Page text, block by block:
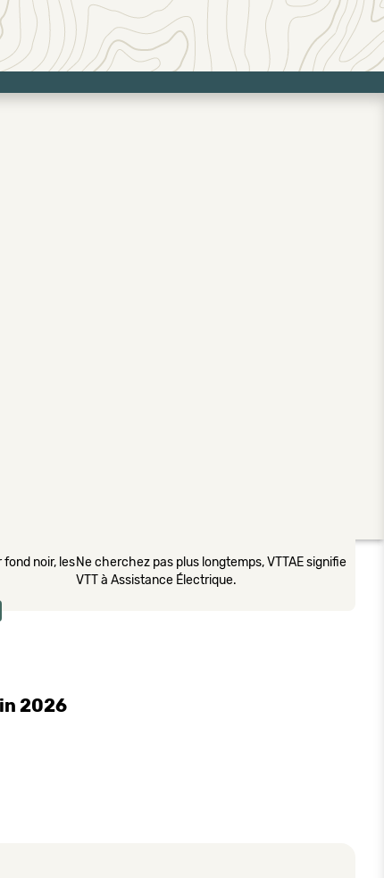
noir, lesNe cherchez pas plus longtemps, VTTAE signifie
VTT à Assistance Électrique.
2026